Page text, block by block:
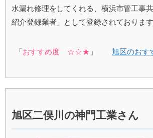
水漏れ修理をしてくれる、横浜市管工事
紹介登録業者」として登録されております
「おすすめ度 ☆☆★ 」 旭区のおす
旭区二俣川の神門工業さん